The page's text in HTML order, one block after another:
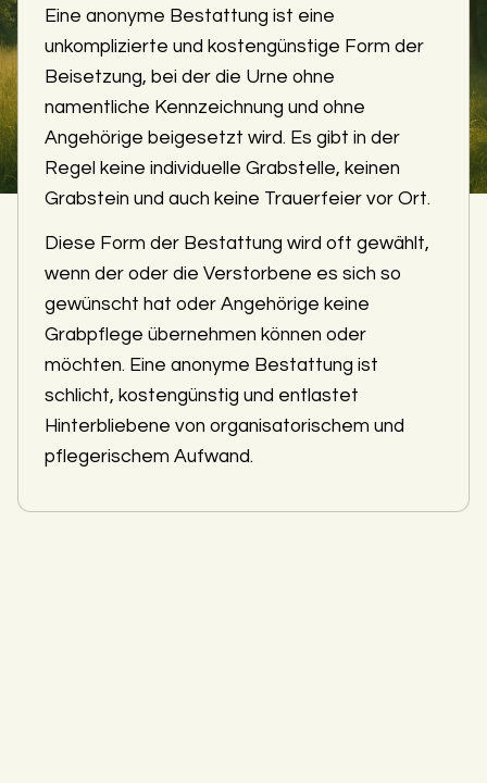
Eine anonyme Bestattung ist eine
unkomplizierte und kostengünstige Form der
Beisetzung, bei der die Urne ohne
namentliche Kennzeichnung und ohne
Angehörige beigesetzt wird. Es gibt in der
Regel keine individuelle Grabstelle, keinen
Grabstein und auch keine Trauerfeier vor Ort.
Diese Form der Bestattung wird oft gewählt,
wenn der oder die Verstorbene es sich so
gewünscht hat oder Angehörige keine
Grabpflege übernehmen können oder
möchten. Eine anonyme Bestattung ist
schlicht, kostengünstig und entlastet
Hinterbliebene von organisatorischem und
pflegerischem Aufwand.